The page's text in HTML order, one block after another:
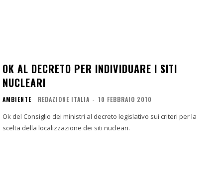
OK AL DECRETO PER INDIVIDUARE I SITI
NUCLEARI
AMBIENTE REDAZIONE ITALIA - 10 FEBBRAIO 2010
Ok del Consiglio dei ministri al decreto legislativo sui criteri per la
scelta della localizzazione dei siti nucleari.